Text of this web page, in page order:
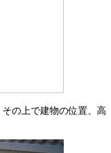
の上で建物の位置、高